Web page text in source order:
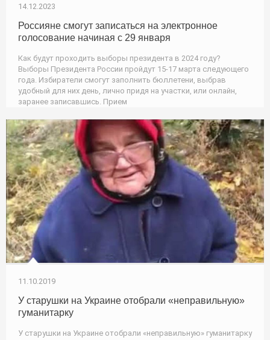
14.12.2023
Россияне смогут записаться на электронное
голосование начиная с 29 января
Как будут проходить выборы президента в 2024 году?
Выборы Президента России пройдут 15-17 марта следующего
года. Избиратели смогут заполнить бюллетени, выбрав
удобный для них день, лично придя на участки, или онлайн,
заранее записавшись. Прием
11.10.2019
У старушки на Украине отобрали «неправильную»
гуманитарку
У старушки на Украине отобрали «неправильную» гуманитарку